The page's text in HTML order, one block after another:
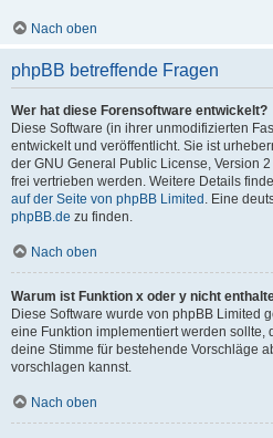
Nach oben
phpBB betreffende Fragen
Wer hat diese Forensoftware entwickelt?
Diese Software (in ihrer unmodifizierten
entwickelt und veröffentlicht. Sie ist
der GNU General Public License, Version
frei vertrieben werden. Weitere Details
auf der Seite von phpBB Limited . Eine
phpBB.de zu finden.
Nach oben
Warum ist Funktion x oder y nicht
Diese Software wurde von phpBB Limited
eine Funktion implementiert werden sollte,
deine Stimme für bestehende Vorschläge
vorschlagen kannst.
Nach oben